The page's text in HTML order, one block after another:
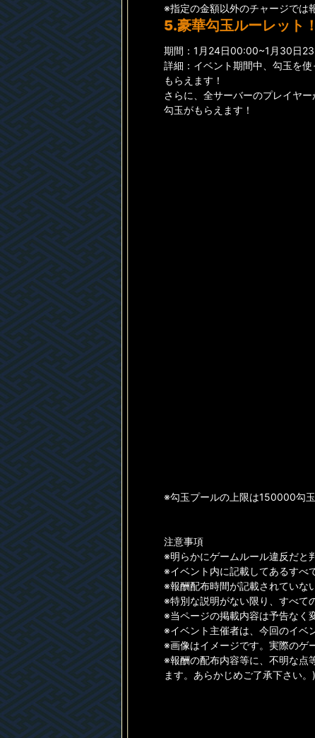
※指定の金額以外のチャージでは
5.豪華勾玉ルーレット！
期間：1月24日00:00~1月30日
詳細：イベント期間中、勾玉を
もらえます！
さらに、全サーバーのプレイヤ
勾玉がもらえます！
※勾玉プールの上限は150000勾
注意事項
※明らかにゲームルール違反だと
※イベント内に記載してあるすべ
※報酬配布時間が記載されていな
※特別な説明がない限り、すべて
※当ページの掲載内容は予告なく
※イベント主催者は、今回のイベ
※画像はイメージです。実際のゲ
※報酬の配布内容等に、不明な点
ます。あらかじめご了承下さい。)